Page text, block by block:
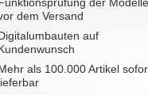
dem Versand
auf
als 100.000 Artikel